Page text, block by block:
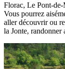
Florac, Le Pont-
Vous pourrez
aller découvrir ou
la Jonte,